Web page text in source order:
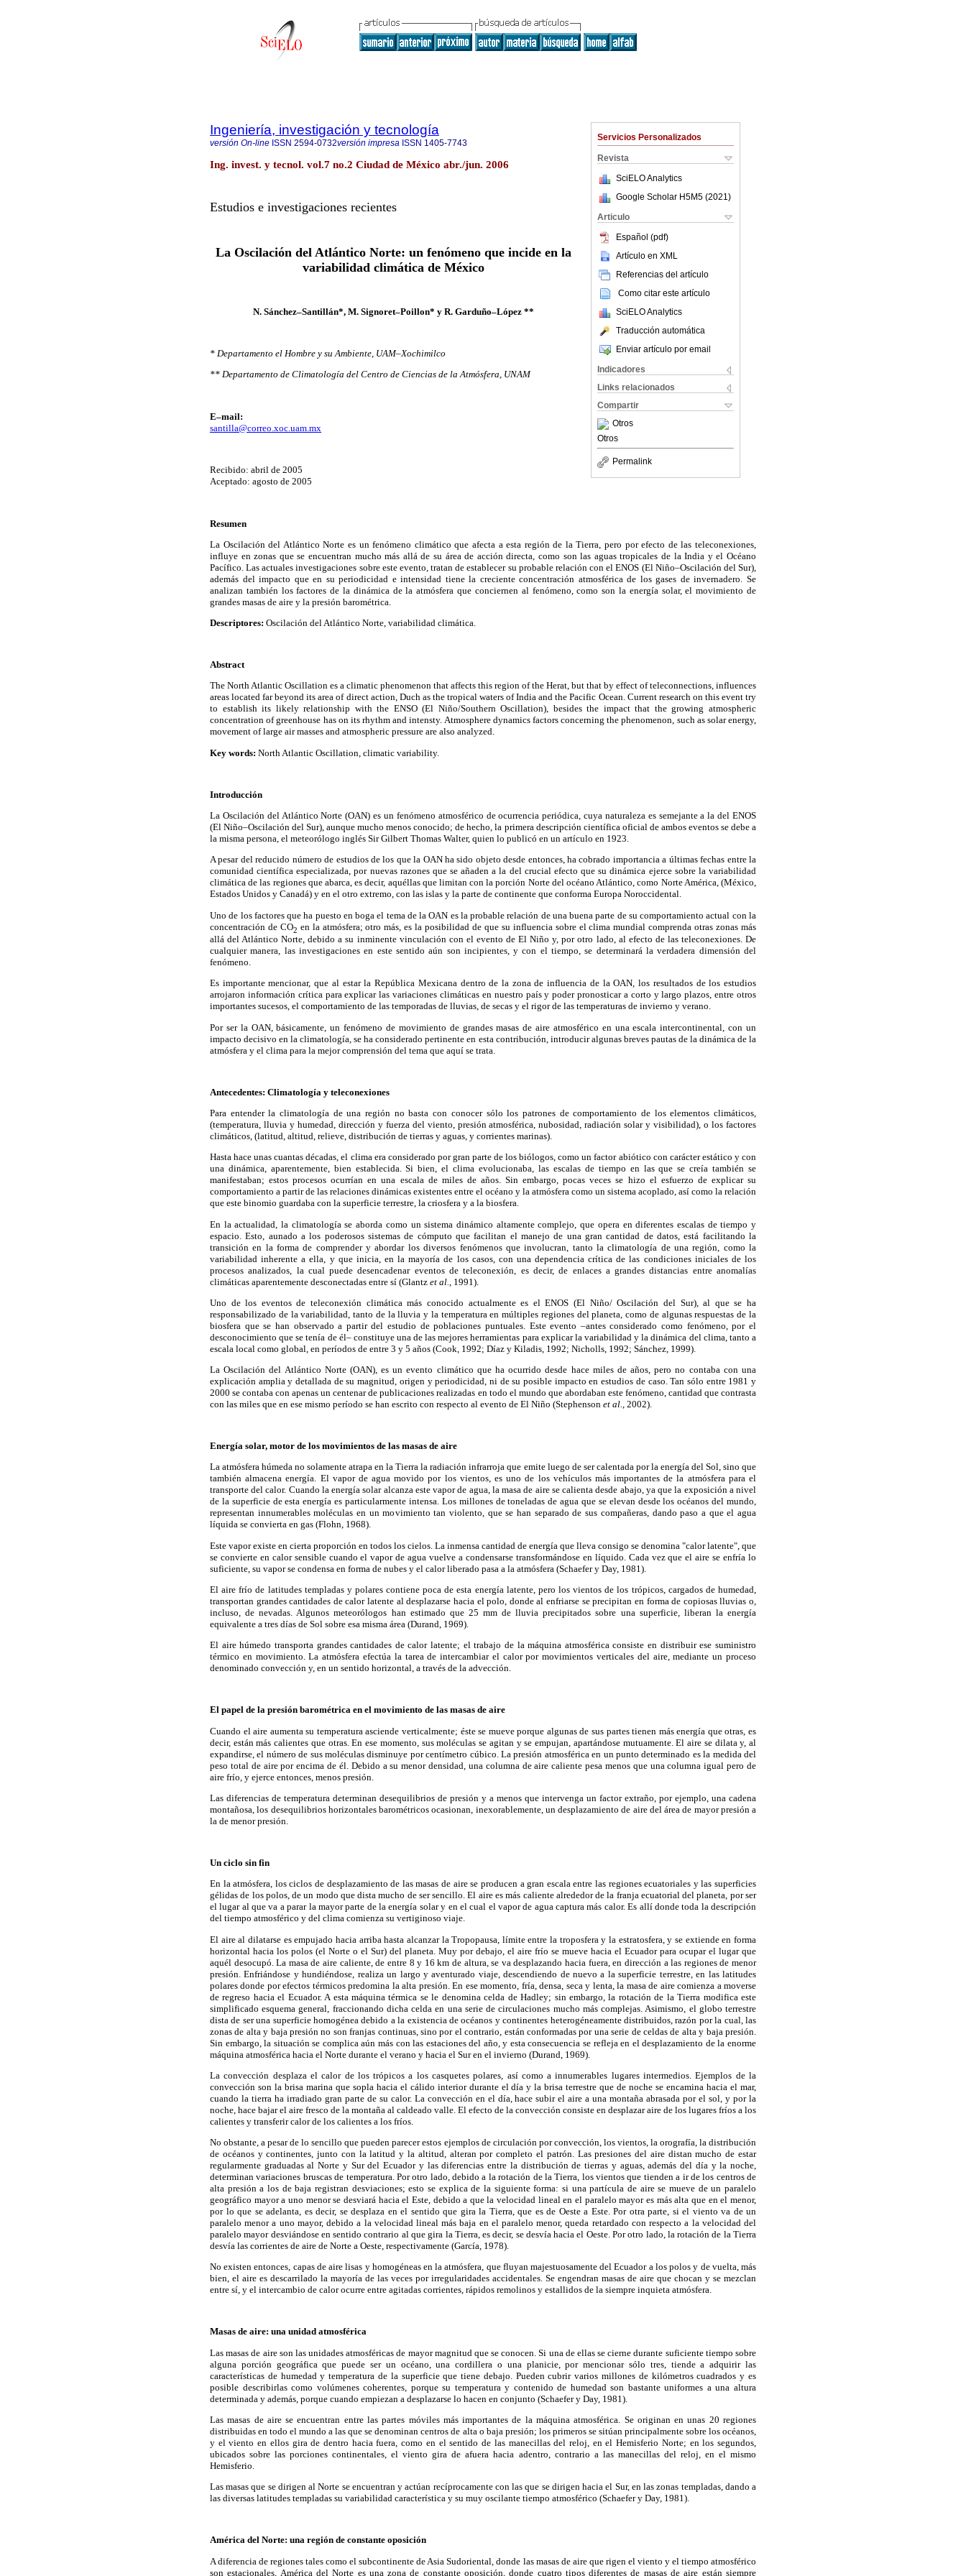
Servicios Personalizados
Revista
SciELO Analytics
Google Scholar H5M5 (2021 )
Articulo
Español (pdf)
Artículo en XML
Referencias del artículo
Como citar este artículo
SciELO Analytics
Traducción automática
Enviar artículo por email
Indicadores
Links relacionados
Compartir
Otros
Otros
Permalink
Ingeniería, investigación y tecnología
versión On-line ISSN 2594-0732versión impresa ISSN 1405-7743
Ing. invest. y tecnol. vol.7 no.2 Ciudad de México abr./jun. 2006
Estudios e investigaciones recientes
La Oscilación del Atlántico Norte: un fenómeno que incide en la
variabilidad climática de México
N. Sánchez–Santillán*, M. Signoret–Poillon* y R. Garduño–López **
* Departamento el Hombre y su Ambiente, UAM–Xochimilco
** Departamento de Climatología del Centro de Ciencias de la Atmósfera, UNAM
E–mail:
santilla@correo.xoc.uam.mx
Recibido: abril de 2005
Aceptado: agosto de 2005
Resumen
La Oscilación del Atlántico Norte es un fenómeno climático que afecta a esta región de la Tierra, pero por efecto de las teleconexiones,
influye en zonas que se encuentran mucho más allá de su área de acción directa, como son las aguas tropicales de la India y el Océano
Pacífico. Las actuales investigaciones sobre este evento, tratan de establecer su probable relación con el ENOS (El Niño–Oscilación del Sur),
además del impacto que en su periodicidad e intensidad tiene la creciente concentración atmosférica de los gases de invernadero. Se
analizan también los factores de la dinámica de la atmósfera que conciernen al fenómeno, como son la energía solar, el movimiento de
grandes masas de aire y la presión barométrica.
Descriptores: Oscilación del Atlántico Norte, variabilidad climática.
Abstract
The North Atlantic Oscillation es a climatic phenomenon that affects this region of the Herat, but that by effect of teleconnections, influences
areas located far beyond its area of direct action, Duch as the tropical waters of India and the Pacific Ocean. Current research on this event try
to establish its likely relationship with the ENSO (El Niño/Southern Oscillation), besides the impact that the growing atmospheric
concentration of greenhouse has on its rhythm and intensty. Atmosphere dynamics factors concerning the phenomenon, such as solar energy,
movement of large air masses and atmospheric pressure are also analyzed.
Key words: North Atlantic Oscillation, climatic variability.
Introducción
La Oscilación del Atlántico Norte (OAN) es un fenómeno atmosférico de ocurrencia periódica, cuya naturaleza es semejante a la del ENOS
(El Niño–Oscilación del Sur), aunque mucho menos conocido; de hecho, la primera descripción científica oficial de ambos eventos se debe a
la misma persona, el meteorólogo inglés Sir Gilbert Thomas Walter, quien lo publicó en un artículo en 1923.
A pesar del reducido número de estudios de los que la OAN ha sido objeto desde entonces, ha cobrado importancia a últimas fechas entre la
comunidad científica especializada, por nuevas razones que se añaden a la del crucial efecto que su dinámica ejerce sobre la variabilidad
climática de las regiones que abarca, es decir, aquéllas que limitan con la porción Norte del océano Atlántico, como Norte América, (México,
Estados Unidos y Canadá) y en el otro extremo, con las islas y la parte de continente que conforma Europa Noroccidental.
Uno de los factores que ha puesto en boga el tema de la OAN es la probable relación de una buena parte de su comportamiento actual con la
concentración de CO2 en la atmósfera; otro más, es la posibilidad de que su influencia sobre el clima mundial comprenda otras zonas más
allá del Atlántico Norte, debido a su inminente vinculación con el evento de El Niño y, por otro lado, al efecto de las teleconexiones. De
cualquier manera, las investigaciones en este sentido aún son incipientes, y con el tiempo, se determinará la verdadera dimensión del
fenómeno.
Es importante mencionar, que al estar la República Mexicana dentro de la zona de influencia de la OAN, los resultados de los estudios
arrojaron información crítica para explicar las variaciones climáticas en nuestro país y poder pronosticar a corto y largo plazos, entre otros
importantes sucesos, el comportamiento de las temporadas de lluvias, de secas y el rigor de las temperaturas de invierno y verano.
Por ser la OAN, básicamente, un fenómeno de movimiento de grandes masas de aire atmosférico en una escala intercontinental, con un
impacto decisivo en la climatología, se ha considerado pertinente en esta contribución, introducir algunas breves pautas de la dinámica de la
atmósfera y el clima para la mejor comprensión del tema que aquí se trata.
Antecedentes: Climatología y teleconexiones
Para entender la climatología de una región no basta con conocer sólo los patrones de comportamiento de los elementos climáticos,
(temperatura, lluvia y humedad, dirección y fuerza del viento, presión atmosférica, nubosidad, radiación solar y visibilidad), o los factores
climáticos, (latitud, altitud, relieve, distribución de tierras y aguas, y corrientes marinas).
Hasta hace unas cuantas décadas, el clima era considerado por gran parte de los biólogos, como un factor abiótico con carácter estático y con
una dinámica, aparentemente, bien establecida. Si bien, el clima evolucionaba, las escalas de tiempo en las que se creía también se
manifestaban; estos procesos ocurrían en una escala de miles de años. Sin embargo, pocas veces se hizo el esfuerzo de explicar su
comportamiento a partir de las relaciones dinámicas existentes entre el océano y la atmósfera como un sistema acoplado, así como la relación
que este binomio guardaba con la superficie terrestre, la criosfera y a la biosfera.
En la actualidad, la climatología se aborda como un sistema dinámico altamente complejo, que opera en diferentes escalas de tiempo y
espacio. Esto, aunado a los poderosos sistemas de cómputo que facilitan el manejo de una gran cantidad de datos, está facilitando la
transición en la forma de comprender y abordar los diversos fenómenos que involucran, tanto la climatología de una región, como la
variabilidad inherente a ella, y que inicia, en la mayoría de los casos, con una dependencia crítica de las condiciones iniciales de los
procesos analizados, la cual puede desencadenar eventos de teleconexión, es decir, de enlaces a grandes distancias entre anomalías
climáticas aparentemente desconectadas entre sí (Glantz et al.
, 1991).
Uno de los eventos de teleconexión climática más conocido actualmente es el ENOS (El Niño/ Oscilación del Sur), al que se ha
responsabilizado de la variabilidad, tanto de la lluvia y la temperatura en múltiples regiones del planeta, como de algunas respuestas de la
biosfera que se han observado a partir del estudio de poblaciones puntuales. Este evento –antes considerado como fenómeno, por el
desconocimiento que se tenía de él– constituye una de las mejores herramientas para explicar la variabilidad y la dinámica del clima, tanto a
escala local como global, en períodos de entre 3 y 5 años (Cook, 1992; Díaz y Kiladis, 1992; Nicholls, 1992; Sánchez, 1999).
La Oscilación del Atlántico Norte (OAN), es un evento climático que ha ocurrido desde hace miles de años, pero no contaba con una
explicación amplia y detallada de su magnitud, origen y periodicidad, ni de su posible impacto en estudios de caso. Tan sólo entre 1981 y
2000 se contaba con apenas un centenar de publicaciones realizadas en todo el mundo que abordaban este fenómeno, cantidad que contrasta
con las miles que en ese mismo período se han escrito con respecto al evento de El Niño (Stephenson et al. , 2002).
Energía solar, motor de los movimientos de las masas de aire
La atmósfera húmeda no solamente atrapa en la Tierra la radiación infrarroja que emite luego de ser calentada por la energía del Sol, sino que
también almacena energía. El vapor de agua movido por los vientos, es uno de los vehículos más importantes de la atmósfera para el
transporte del calor. Cuando la energía solar alcanza este vapor de agua, la masa de aire se calienta desde abajo, ya que la exposición a nivel
de la superficie de esta energía es particularmente intensa. Los millones de toneladas de agua que se elevan desde los océanos del mundo,
representan innumerables moléculas en un movimiento tan violento, que se han separado de sus compañeras, dando paso a que el agua
líquida se convierta en gas (Flohn, 1968).
Este vapor existe en cierta proporción en todos los cielos. La inmensa cantidad de energía que lleva consigo se denomina "calor latente", que
se convierte en calor sensible cuando el vapor de agua vuelve a condensarse transformándose en líquido. Cada vez que el aire se enfría lo
suficiente, su vapor se condensa en forma de nubes y el calor liberado pasa a la atmósfera (Schaefer y Day, 1981).
El aire frío de latitudes templadas y polares contiene poca de esta energía latente, pero los vientos de los trópicos, cargados de humedad,
transportan grandes cantidades de calor latente al desplazarse hacia el polo, donde al enfriarse se precipitan en forma de copiosas lluvias o,
incluso, de nevadas. Algunos meteorólogos han estimado que 25 mm de lluvia precipitados sobre una superficie, liberan la energía
equivalente a tres días de Sol sobre esa misma área (Durand, 1969).
El aire húmedo transporta grandes cantidades de calor latente; el trabajo de la máquina atmosférica consiste en distribuir ese suministro
térmico en movimiento. La atmósfera efectúa la tarea de intercambiar el calor por movimientos verticales del aire, mediante un proceso
denominado convección y, en un sentido horizontal, a través de la advección.
El papel de la presión barométrica en el movimiento de las masas de aire
Cuando el aire aumenta su temperatura asciende verticalmente; éste se mueve porque algunas de sus partes tienen más energía que otras, es
decir, están más calientes que otras. En ese momento, sus moléculas se agitan y se empujan, apartándose mutuamente. El aire se dilata y, al
expandirse, el número de sus moléculas disminuye por centímetro cúbico. La presión atmosférica en un punto determinado es la medida del
peso total de aire por encima de él. Debido a su menor densidad, una columna de aire caliente pesa menos que una columna igual pero de
aire frío, y ejerce entonces, menos presión.
Las diferencias de temperatura determinan desequilibrios de presión y a menos que intervenga un factor extraño, por ejemplo, una cadena
montañosa, los desequilibrios horizontales barométricos ocasionan, inexorablemente, un desplazamiento de aire del área de mayor presión a
la de menor presión.
Un ciclo sin fin
En la atmósfera, los ciclos de desplazamiento de las masas de aire se producen a gran escala entre las regiones ecuatoriales y las superficies
gélidas de los polos, de un modo que dista mucho de ser sencillo. El aire es más caliente alrededor de la franja ecuatorial del planeta, por ser
el lugar al que va a parar la mayor parte de la energía solar y en el cual el vapor de agua captura más calor. Es allí donde toda la descripción
del tiempo atmosférico y del clima comienza su vertiginoso viaje.
El aire al dilatarse es empujado hacia arriba hasta alcanzar la Tropopausa, límite entre la troposfera y la estratosfera, y se extiende en forma
horizontal hacia los polos (el Norte o el Sur) del planeta. Muy por debajo, el aire frío se mueve hacia el Ecuador para ocupar el lugar que
aquél desocupó. La masa de aire caliente, de entre 8 y 16 km de altura, se va desplazando hacia fuera, en dirección a las regiones de menor
presión. Enfriándose y hundiéndose, realiza un largo y aventurado viaje, descendiendo de nuevo a la superficie terrestre, en las latitudes
polares donde por efectos térmicos predomina la alta presión. En ese momento, fría, densa, seca y lenta, la masa de aire comienza a moverse
de regreso hacia el Ecuador. A esta máquina térmica se le denomina celda de Hadley; sin embargo, la rotación de la Tierra modifica este
simplificado esquema general, fraccionando dicha celda en una serie de circulaciones mucho más complejas. Asimismo, el globo terrestre
dista de ser una superficie homogénea debido a la existencia de océanos y continentes heterogéneamente distribuidos, razón por la cual, las
zonas de alta y baja presión no son franjas continuas, sino por el contrario, están conformadas por una serie de celdas de alta y baja presión.
Sin embargo, la situación se complica aún más con las estaciones del año, y esta consecuencia se refleja en el desplazamiento de la enorme
máquina atmosférica hacia el Norte durante el verano y hacia el Sur en el invierno (Durand, 1969).
La convección desplaza el calor de los trópicos a los casquetes polares, así como a innumerables lugares intermedios. Ejemplos de la
convección son la brisa marina que sopla hacia el cálido interior durante el día y la brisa terrestre que de noche se encamina hacia el mar,
cuando la tierra ha irradiado gran parte de su calor. La convección en el día, hace subir el aire a una montaña abrasada por el sol, y por la
noche, hace bajar el aire fresco de la montaña al caldeado valle. El efecto de la convección consiste en desplazar aire de los lugares fríos a los
calientes y transferir calor de los calientes a los fríos.
No obstante, a pesar de lo sencillo que pueden parecer estos ejemplos de circulación por convección, los vientos, la orografía, la distribución
de océanos y continentes, junto con la latitud y la altitud, alteran por completo el patrón. Las presiones del aire distan mucho de estar
regularmente graduadas al Norte y Sur del Ecuador y las diferencias entre la distribución de tierras y aguas, además del día y la noche,
determinan variaciones bruscas de temperatura. Por otro lado, debido a la rotación de la Tierra, los vientos que tienden a ir de los centros de
alta presión a los de baja registran desviaciones; esto se explica de la siguiente forma: si una partícula de aire se mueve de un paralelo
geográfico mayor a uno menor se desviará hacia el Este, debido a que la velocidad lineal en el paralelo mayor es más alta que en el menor,
por lo que se adelanta, es decir, se desplaza en el sentido que gira la Tierra, que es de Oeste a Este. Por otra parte, si el viento va de un
paralelo menor a uno mayor, debido a la velocidad lineal más baja en el paralelo menor, queda retardado con respecto a la velocidad del
paralelo mayor desviándose en sentido contrario al que gira la Tierra, es decir, se desvía hacia el Oeste. Por otro lado, la rotación de la Tierra
desvía las corrientes de aire de Norte a Oeste, respectivamente (García, 1978).
No existen entonces, capas de aire lisas y homogéneas en la atmósfera, que fluyan majestuosamente del Ecuador a los polos y de vuelta, más
bien, el aire es descarrilado la mayoría de las veces por irregularidades accidentales. Se engendran masas de aire que chocan y se mezclan
entre sí, y el intercambio de calor ocurre entre agitadas corrientes, rápidos remolinos y estallidos de la siempre inquieta atmósfera.
Masas de aire: una unidad atmosférica
Las masas de aire son las unidades atmosféricas de mayor magnitud que se conocen. Si una de ellas se cierne durante suficiente tiempo sobre
alguna porción geográfica que puede ser un océano, una cordillera o una planicie, por mencionar sólo tres, tiende a adquirir las
características de humedad y temperatura de la superficie que tiene debajo. Pueden cubrir varios millones de kilómetros cuadrados y es
posible describirlas como volúmenes coherentes, porque su temperatura y contenido de humedad son bastante uniformes a una altura
determinada y además, porque cuando empiezan a desplazarse lo hacen en conjunto (Schaefer y Day, 1981).
Las masas de aire se encuentran entre las partes móviles más importantes de la máquina atmosférica. Se originan en unas 20 regiones
distribuidas en todo el mundo a las que se denominan centros de alta o baja presión; los primeros se sitúan principalmente sobre los océanos,
y el viento en ellos gira de dentro hacia fuera, como en el sentido de las manecillas del reloj, en el Hemisferio Norte; en los segundos,
ubicados sobre las porciones continentales, el viento gira de afuera hacia adentro, contrario a las manecillas del reloj, en el mismo
Hemisferio.
Las masas que se dirigen al Norte se encuentran y actúan recíprocamente con las que se dirigen hacia el Sur, en las zonas templadas, dando a
las diversas latitudes templadas su variabilidad característica y su muy oscilante tiempo atmosférico (Schaefer y Day, 1981).
América del Norte: una región de constante oposición
A diferencia de regiones tales como el subcontinente de Asia Sudoriental, donde las masas de aire que rigen el viento y el tiempo atmosférico
son estacionales, América del Norte es una zona de constante oposición, donde cuatro tipos diferentes de masas de aire están siempre